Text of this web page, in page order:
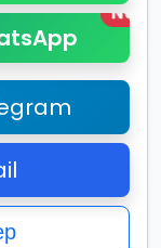
New